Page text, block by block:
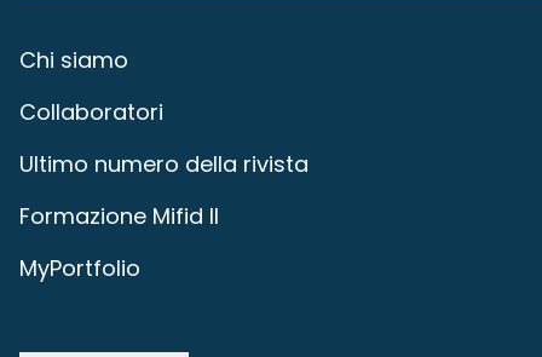
Chi siamo
Collaboratori
Ultimo numero della rivista
Formazione Mifid II
MyPortfolio